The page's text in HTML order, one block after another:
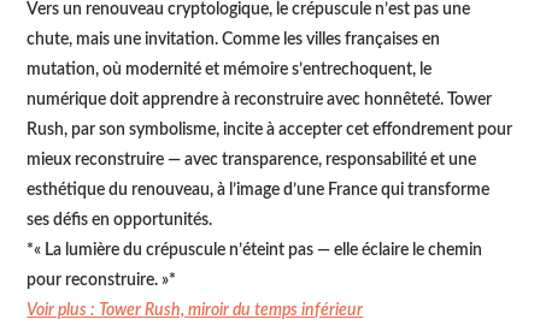
Vers un renouveau cryptologique, le crépuscule n’est pas une
chute, mais une invitation. Comme les villes françaises en
mutation, où modernité et mémoire s’entrechoquent, le
numérique doit apprendre à reconstruire avec honnêteté. Tower
Rush, par son symbolisme, incite à accepter cet effondrement pour
mieux reconstruire — avec transparence, responsabilité et une
esthétique du renouveau, à l’image d’une France qui transforme
ses défis en opportunités.
*« La lumière du crépuscule n’éteint pas — elle éclaire le chemin
pour reconstruire. »*
Voir plus : Tower Rush, miroir du temps inférieur